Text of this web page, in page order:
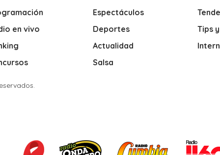
en vivo
Espectáculos
Deportes
Actualidad
Salsa
Tips